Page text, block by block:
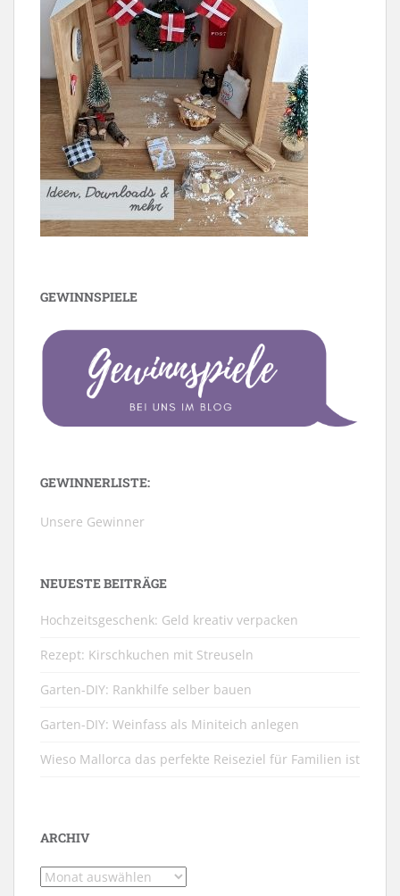
GEWINNSPIELE
GEWINNERLISTE:
Unsere Gewinner
NEUESTE BEITRÄGE
Hochzeitsgeschenk: Geld kreativ verpacken
Rezept: Kirschkuchen mit Streuseln
Garten-DIY: Rankhilfe selber bauen
Garten-DIY: Weinfass als Miniteich anlegen
Wieso Mallorca das perfekte Reiseziel für Familien ist
ARCHIV
Archiv